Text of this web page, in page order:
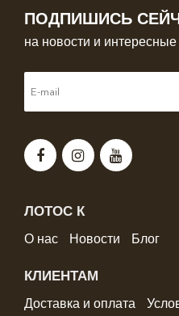
ПОДПИШИСЬ
на новости и
ЛОТОС К
О нас Новости Блог
КЛИЕНТАМ
Доставка и оплата